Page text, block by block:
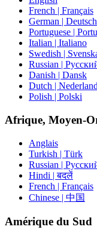
French | Français
German | Deutsch
Portuguese |
Italian | Italiano
Swedish |
Russian |
Danish | Dansk
Dutch |
Polish | Polski
Afrique, Moyen-
Anglais
Turkish | Türk
Russian |
Hindi | बदलें
French | Français
Chinese | 中国
Amérique du Sud